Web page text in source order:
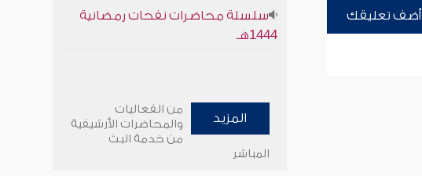
أضف تعليقك
سلسلة محاضرات نفحات رمضانية
1444هـ
المزيد
من الفعاليات
والمحاضرات الأرشيفية
من خدمة البث
المباشر